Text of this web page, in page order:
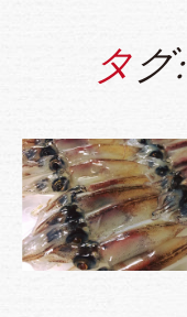
タグ: